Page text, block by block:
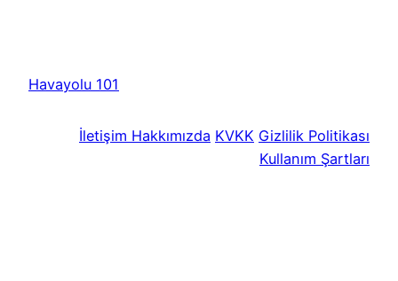
Havayolu 101
İletişim Hakkımızda KVKK Gizlilik Politikası
Kullanım Şartları